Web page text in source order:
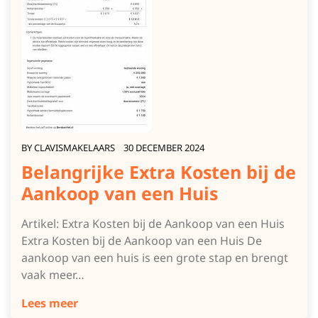
BYCLAVISMAKELAARS 30 DECEMBER 2024
Belangrijke Extra Kosten bij de
Aankoop van een Huis
Artikel: Extra Kosten bij de Aankoop van een Huis
Extra Kosten bij de Aankoop van een Huis De
aankoop van een huis is een grote stap en brengt
vaak meer…
Lees meer